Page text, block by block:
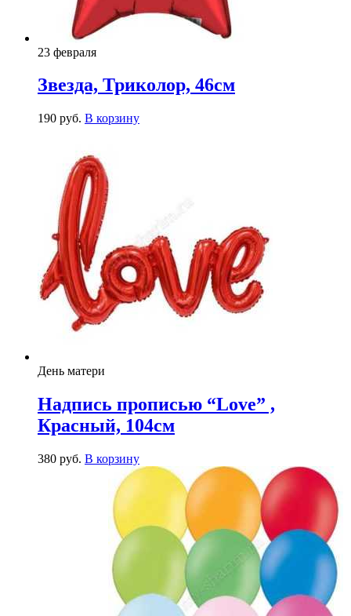
23 февраля
Звезда, Триколор, 46см
190 руб. В корзину
День матери
Надпись прописью “Love” ,
Красный, 104см
380 руб. В корзину